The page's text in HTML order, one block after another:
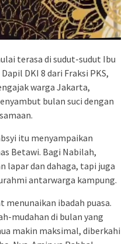
terasa di sudut-sudut Ibu
DKI 8 dari Fraksi PKS,
warga Jakarta,
bulan suci dengan
itu menyampaikan
Betawi. Bagi Nabilah,
lapar dan dahaga, tapi juga
antarwarga kampung.
menunaikan ibadah puasa.
mudahan di bulan yang
makin maksimal, diberkahi